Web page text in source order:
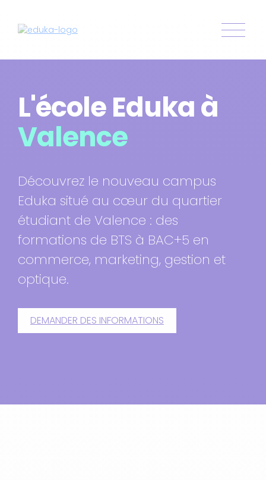
L'école Eduka à
Valence
Découvrez le nouveau campus
Eduka situé au cœur du quartier
étudiant de Valence : des
formations de BTS à BAC+5 en
commerce, marketing, gestion et
optique.
DEMANDER DES INFORMATIONS